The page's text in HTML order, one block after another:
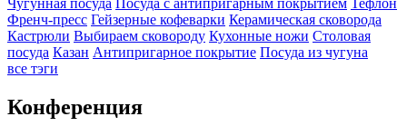
Чугунная посуда Посуда с антипригарным покрытием Тефлон
Френч-пресс Гейзерные кофеварки Керамическая сковорода
Кастрюли Выбираем сковороду Кухонные ножи Столовая
посуда Казан Антипригарное покрытие Посуда из чугуна
все тэги
Конференция